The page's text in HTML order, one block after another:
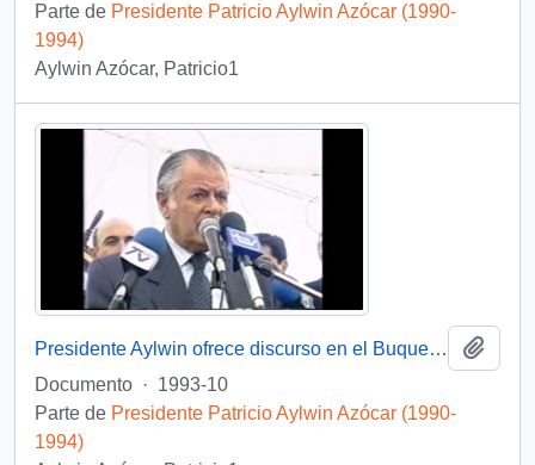
Parte de Presidente Patricio Aylwin Azócar (1990-
1994)
Aylwin Azócar, Patricio1
Presidente Aylwin ofrece discurso en el Buque Escuela Esmeralda en gira por Nueva Zelanda: video
Documento · 1993-10
Parte de Presidente Patricio Aylwin Azócar (1990-
1994)